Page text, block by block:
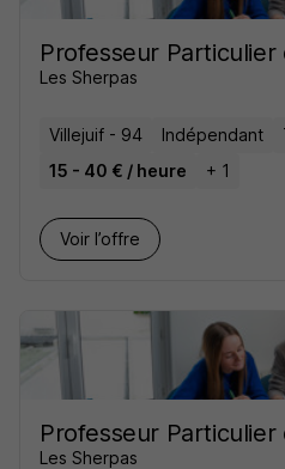
Professeur Particulier
Les Sherpas
Villejuif - 94 Indépendant
15 - 40 € / heure
+ 1
Voir l’offre
Professeur Particulier
Les Sherpas